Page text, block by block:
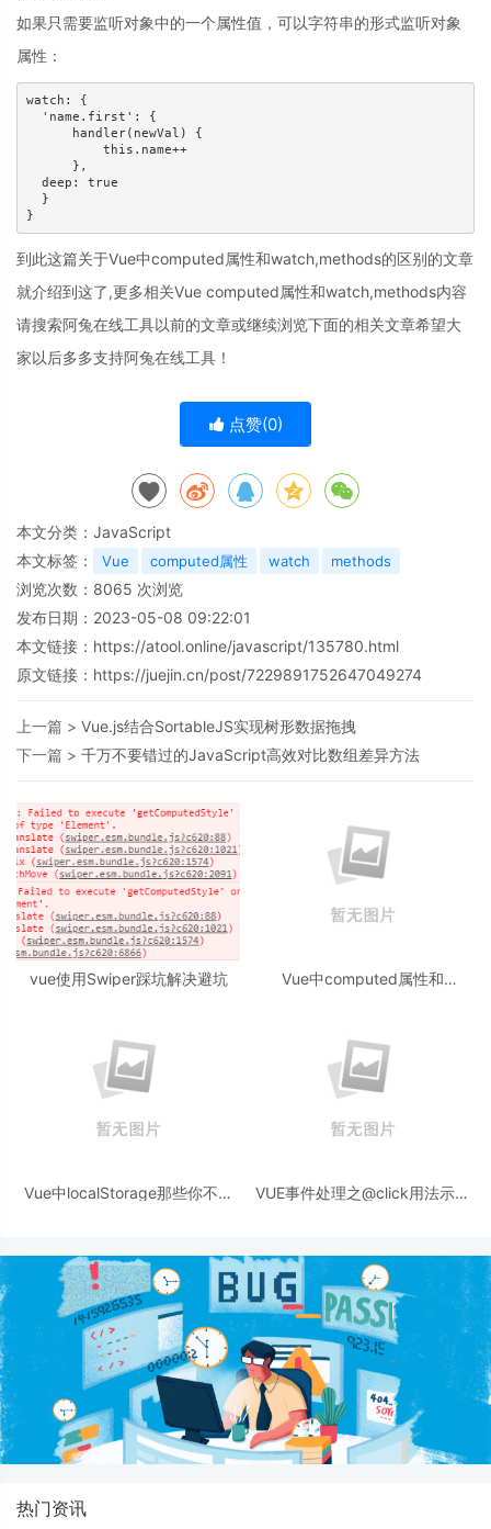
如果只需要监听对象中的一个属性值，可以字符串的形式监听对象
属性：
watch: {
  'name.first': {
      handler(newVal) {
          this.name++
      },
  deep: true
  }
}
到此这篇关于Vue中computed属性和watch,methods的区别的文章
就介绍到这了,更多相关Vue computed属性和watch,methods内容
请搜索阿兔在线工具以前的文章或继续浏览下面的相关文章希望大
家以后多多支持阿兔在线工具！
点赞(0)
本文分类： JavaScript
本文标签：
Vue computed属性 watch methods
浏览次数： 8065 次浏览
发布日期：2023-05-08 09:22:01
本文链接： https://atool.online/javascript/135780.html
原文链接：https://juejin.cn/post/7229891752647049274
上一篇 > Vue.js结合SortableJS实现树形数据拖拽
下一篇 > 千万不要错过的JavaScript高效对比数组差异方法
vue使用Swiper踩坑解决避坑
Vue中computed属性和
Vue中localStorage那些你不知
VUE事件处理之@click用法示例
热门资讯